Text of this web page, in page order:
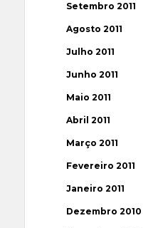
Setembro 2011
Agosto 2011
Julho 2011
Junho 2011
Maio 2011
Abril 2011
Março 2011
Fevereiro 2011
Janeiro 2011
Dezembro 2010